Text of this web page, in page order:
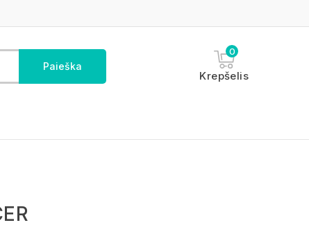
Paieška
0
Krepšelis